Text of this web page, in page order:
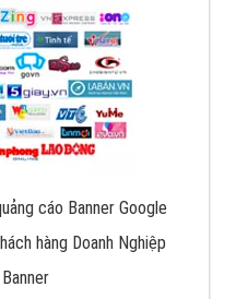
cáo Banner Google
hàng Doanh Nghiệp